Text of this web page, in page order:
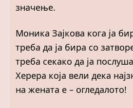
значење.
Моника Зајкова кога ја
треба да ја бира со
треба секако да ја
Херера која вели дека
на жената е – огледалото!